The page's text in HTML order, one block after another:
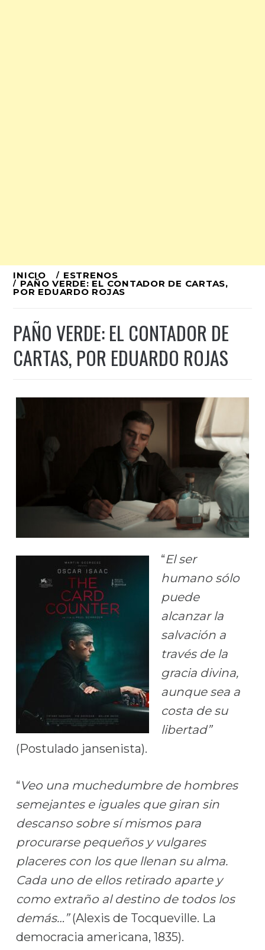
Ir
al
INICIO ESTRENOS
PAÑO VERDE: EL CONTADOR DE CARTAS,
POR EDUARDO ROJAS
PAÑO VERDE: EL CONTADOR DE
CARTAS, POR EDUARDO ROJAS
“El ser
humano sólo
puede
alcanzar la
salvación a
través de la
gracia divina,
aunque sea a
costa de su
libertad”
(Postulado jansenista).
“Veo una muchedumbre de hombres
semejantes e iguales que giran sin
descanso sobre sí mismos para
procurarse pequeños y vulgares
placeres con los que llenan su alma.
Cada uno de ellos retirado aparte y
como extraño al destino de todos los
demás…”(Alexis de Tocqueville. La
democracia americana, 1835).